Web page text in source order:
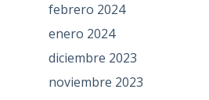
febrero 2024
enero 2024
diciembre 2023
noviembre 2023